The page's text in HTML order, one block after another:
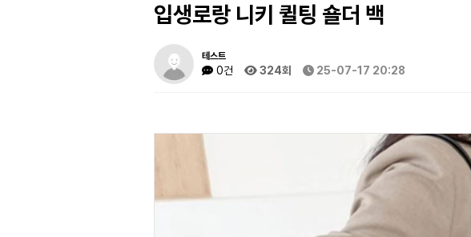
입생로랑 니키 퀼팅 숄더 백
테스트
0건 324회 25-07-17 20:28